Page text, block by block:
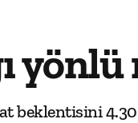
beklentisini